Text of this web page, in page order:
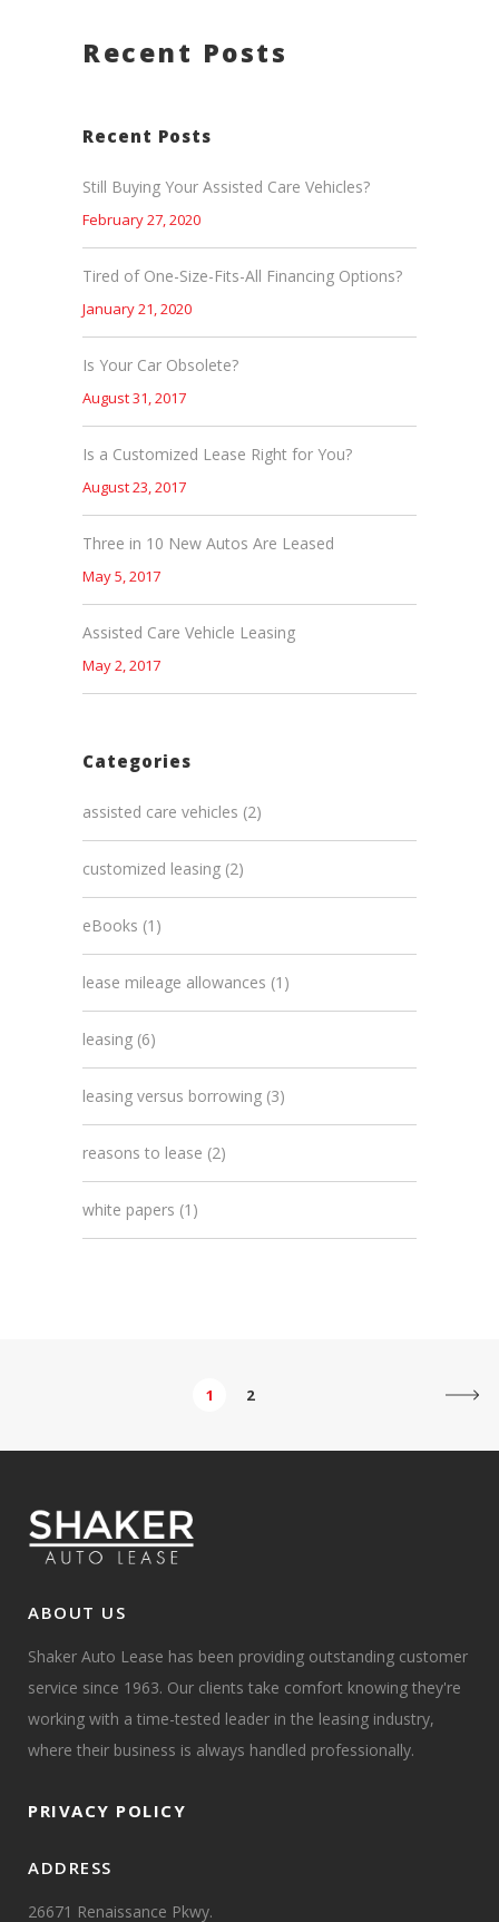
Recent Posts
Recent Posts
Still Buying Your Assisted Care Vehicles?
February 27, 2020
Tired of One-Size-Fits-All Financing Options?
January 21, 2020
Is Your Car Obsolete?
August 31, 2017
Is a Customized Lease Right for You?
August 23, 2017
Three in 10 New Autos Are Leased
May 5, 2017
Assisted Care Vehicle Leasing
May 2, 2017
Categories
assisted care vehicles (2)
customized leasing (2)
eBooks (1)
lease mileage allowances (1)
leasing (6)
leasing versus borrowing (3)
reasons to lease (2)
white papers (1)
1 2
ABOUT US
Shaker Auto Lease has been providing outstanding customer
service since 1963. Our clients take comfort knowing they're
working with a time-tested leader in the leasing industry,
where their business is always handled professionally.
PRIVACY POLICY
ADDRESS
26671 Renaissance Pkwy.